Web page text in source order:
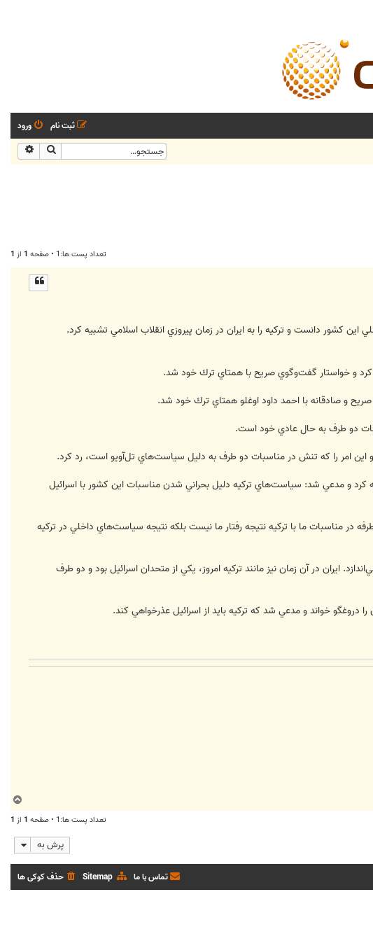
ورود
ثبت نام
جستجو
تعداد پست ها:1 • صفحه 1 از 1
كشور دانست و تركيه را به ايران در زمان پيروزي انقلاب اسلامي تشبيه كرد.
كرد و خواستار گفت‌وگوي صريح با همتاي ترك خود شد.
و صادقانه با احمد داود اوغلو همتاي ترك خود شد.
دو طرف به حال عادي خود است.
اين امر را كه تنش در مناسبات دو طرف به دليل سياست‌هاي تل‌آويو است، رد كرد.
امام خميني (ره) تبشيه كرد و مدعي شد: سياست‌هاي تركيه دليل بحراني شدن مناسبات اين كشور با اسرائيل
غزه و كشتار حداقل 9 تبعه تركيه‌اي، افزود: تغيير يك طرفه در مناسبات ما با تركيه نتيجه رفتار ما نيست بلكه نتيجه سياست‌هاي داخلي در تركيه
ايران در آن زمان نيز مانند تركيه‌ امروز، يكي از متحدان اسرائيل بود و دو طرف
دروغگو خواند و مدعي شد كه تركيه بايد از اسرائيل عذرخواهي كند.
ا
تعداد پست ها:1 • صفحه 1 از 1
پرش به
حذف کوکی ها Sitemap تماس با ما